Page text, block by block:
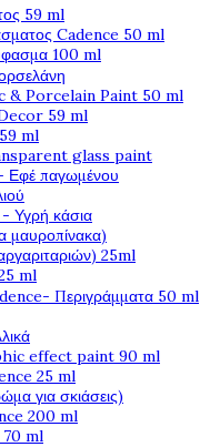
59 ml
Cadence 50 ml
100 ml
& Porcelain Paint 50 ml
59 ml
ml
glass paint
παγωμένου
Υγρή κάσια
25ml
ml
Περιγράμματα 50 ml
effect paint 90 ml
25 ml
για σκιάσεις)
200 ml
70 ml